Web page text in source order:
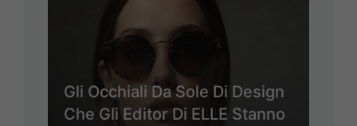
Gli Occhiali Da Sole Di Design
Che Gli Editor Di ELLE Stanno